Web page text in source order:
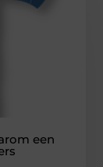
een